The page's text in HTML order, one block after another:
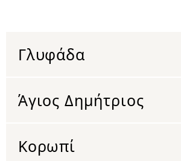
Γλυφάδα
Άγιος Δημήτριος
Κορωπί